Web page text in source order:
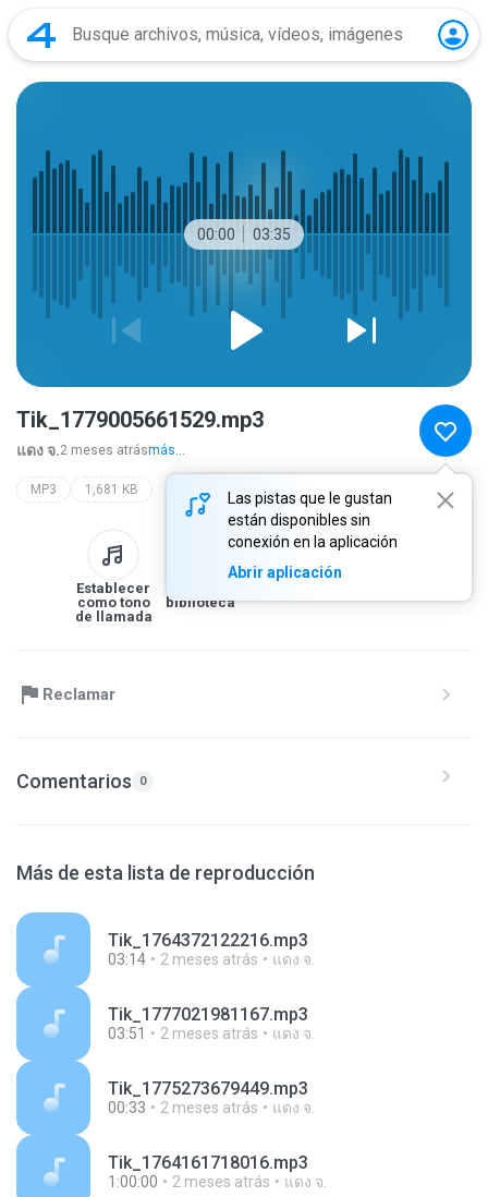
00:00 03:35
Las pistas que le gustan
están disponibles sin
conexión en la aplicación
Abrir aplicación
Tik_1779005661529.mp3
แดง จ.2 meses atrásmás...
MP3 1,681 KB
Establecer
como tono
de llamada
biblioteca
Reclamar
Comentarios 0
Más de esta lista de reproducción
Tik_1764372122216.mp3
03:14 2 meses atrás แดง จ.
Tik_1777021981167.mp3
03:51 2 meses atrás แดง จ.
Tik_1775273679449.mp3
00:33 2 meses atrás แดง จ.
Tik_1764161718016.mp3
1:00:00 2 meses atrás แดง จ.